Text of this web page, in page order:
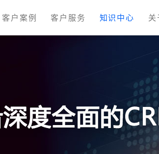
客户案例 客户服务 知识中心 关